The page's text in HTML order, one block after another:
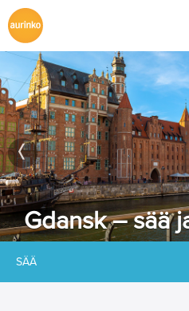
Gdansk – sää
SÄÄ